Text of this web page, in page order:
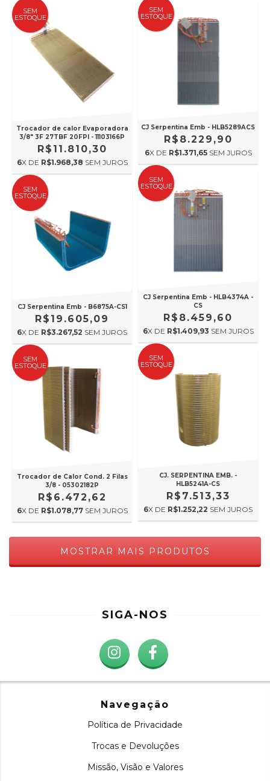
SEM
ESTOQUE
Trocador de calor Evaporadora
3/8" 3F 27TBF 20FPI - 11103166P
R$11.810,30
6X DE R$1.968,38 SEM JUROS
SEM
ESTOQUE
CJ Serpentina Emb - HLB5289ACS
R$8.229,90
6X DE R$1.371,65SEM JUROS
SEM
ESTOQUE
CJ Serpentina Emb - B6875A-CS1
R$19.605,09
6X DE R$3.267,52 SEM JUROS
SEM
ESTOQUE
CJ Serpentina Emb - HLB4374A -
CS
R$8.459,60
6X DE R$1.409,93 SEM JUROS
SEM
ESTOQUE
Trocador de Calor Cond. 2 Filas
3/8 - 05302182P
R$6.472,62
6X DE R$1.078,77SEM JUROS
SEM
ESTOQUE
CJ. SERPENTINA EMB. -
HLB5241A-CS
R$7.513,33
6X DE R$1.252,22 SEM JUROS
MOSTRAR MAIS PRODUTOS
SIGA-NOS
Navegação
Política de Privacidade
Trocas e Devoluções
Missão, Visão e Valores